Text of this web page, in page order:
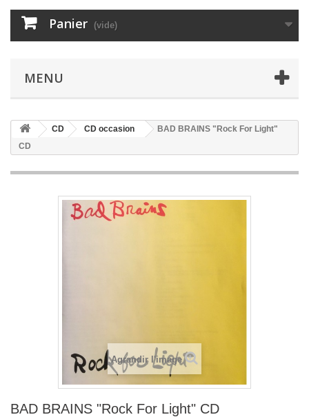
Panier (vide)
MENU
CD CD occasion
BAD BRAINS "Rock For Light"
CD
Agrandir l'image
BAD BRAINS "Rock For Light" CD